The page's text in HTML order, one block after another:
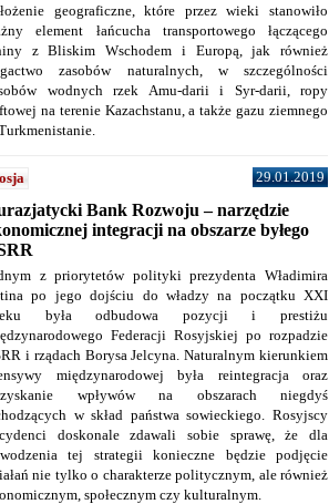
geograficzne, które przez wieki stanowiło
element łańcucha transportowego łączącego
z Bliskim Wschodem i Europą, jak również
zasobów naturalnych, w szczególności
wodnych rzek Amu-darii i Syr-darii, ropy
na terenie Kazachstanu, a także gazu ziemnego
29.01.2019
Bank Rozwoju – narzędzie
integracji na obszarze byłego
z priorytetów polityki prezydenta Władimira
po jego dojściu do władzy na początku XXI
była odbudowa pozycji i prestiżu
Federacji Rosyjskiej po rozpadzie
i rządach Borysa Jelcyna. Naturalnym kierunkiem
międzynarodowej była reintegracja oraz
wpływów na obszarach niegdyś
w skład państwa sowieckiego. Rosyjscy
doskonale zdawali sobie sprawę, że dla
tej strategii konieczne będzie podjęcie
nie tylko o charakterze politycznym, ale również
społecznym czy kulturalnym.